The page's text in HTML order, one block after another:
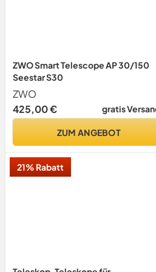
ZWO Smart Telescope AP 30/150
Seestar S30
ZWO
425,00 €
gratis
ZUM ANGEBOT
21% Rabatt